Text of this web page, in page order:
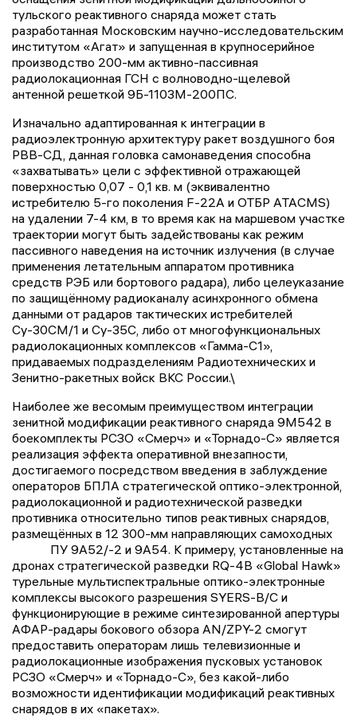
тульского реактивного снаряда может стать
разработанная Московским научно-исследовательским
институтом «Агат» и запущенная в крупносерийное
производство 200-мм активно-пассивная
радиолокационная ГСН с волноводно-щелевой
антенной решеткой 9Б-1103М-200ПС.
Изначально адаптированная к интеграции в
радиоэлектронную архитектуру ракет воздушного боя
РВВ-СД, данная головка самонаведения способна
«захватывать» цели с эффективной отражающей
поверхностью 0,07 - 0,1 кв. м (эквивалентно
истребителю 5-го поколения F-22A и ОТБР ATACMS)
на удалении 7-4 км, в то время как на маршевом участке
траектории могут быть задействованы как режим
пассивного наведения на источник излучения (в случае
применения летательным аппаратом противника
средств РЭБ или бортового радара), либо целеуказание
по защищённому радиоканалу асинхронного обмена
данными от радаров тактических истребителей
Су-30СМ/1 и Су-35С, либо от многофункциональных
радиолокационных комплексов «Гамма-С1»,
придаваемых подразделениям Радиотехнических и
Зенитно-ракетных войск ВКС России.\
Наиболее же весомым преимуществом интеграции
зенитной модификации реактивного снаряда 9М542 в
боекомплекты РСЗО «Смерч» и «Торнадо-С» является
реализация эффекта оперативной внезапности,
достигаемого посредством введения в заблуждение
операторов БПЛА стратегической оптико-электронной,
радиолокационной и радиотехнической разведки
противника относительно типов реактивных снарядов,
размещённых в 12 300-мм направляющих самоходных
ПУ 9А52/-2 и 9А54. К примеру, установленные на
дронах стратегической разведки RQ-4B «Global Hawk»
турельные мультиспектральные оптико-электронные
комплексы высокого разрешения SYERS-B/C и
функционирующие в режиме синтезированной апертуры
АФАР-радары бокового обзора AN/ZPY-2 смогут
предоставить операторам лишь телевизионные и
радиолокационные изображения пусковых установок
РСЗО «Смерч» и «Торнадо-С», без какой-либо
возможности идентификации модификаций реактивных
снарядов в их «пакетах».